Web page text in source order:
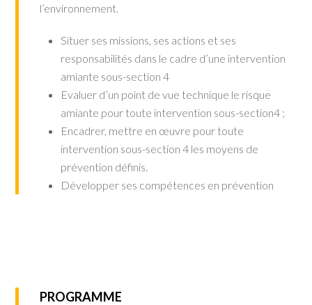
l’environnement.
Situer ses missions, ses actions et ses
responsabilités dans le cadre d’une intervention
amiante sous-section 4
Evaluer d’un point de vue technique le risque
amiante pour toute intervention sous-section4 ;
Encadrer, mettre en œuvre pour toute
intervention sous-section 4 les moyens de
prévention définis.
Développer ses compétences en prévention
PROGRAMME